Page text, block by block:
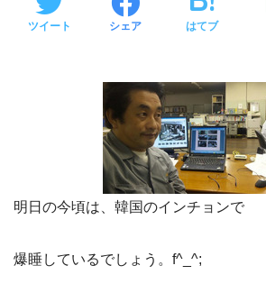
ツイート シェア はてブ
明日の今頃は、韓国のインチョンで
爆睡しているでしょう。f^_^;